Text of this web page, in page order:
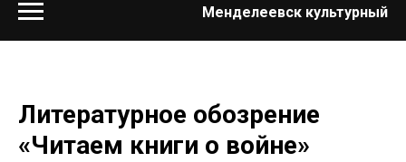
Менделеевск культурный
Литературное обозрение
«Читаем книги о войне»